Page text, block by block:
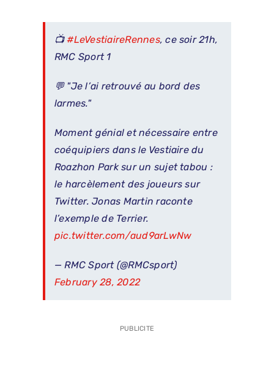
📺#LeVestiaireRennes, ce soir 21h,
RMC Sport 1
💬 "Je l’ai retrouvé au bord des
larmes."
Moment génial et nécessaire entre
coéquipiers dans le Vestiaire du
Roazhon Park sur un sujet tabou :
le harcèlement des joueurs sur
Twitter. Jonas Martin raconte
l’exemple de Terrier.
pic.twitter.com/aud9arLwNw
— RMC Sport (@RMCsport)
February 28, 2022
PUBLICITE